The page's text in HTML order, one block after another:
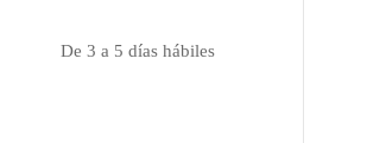
De 3 a 5 días hábiles